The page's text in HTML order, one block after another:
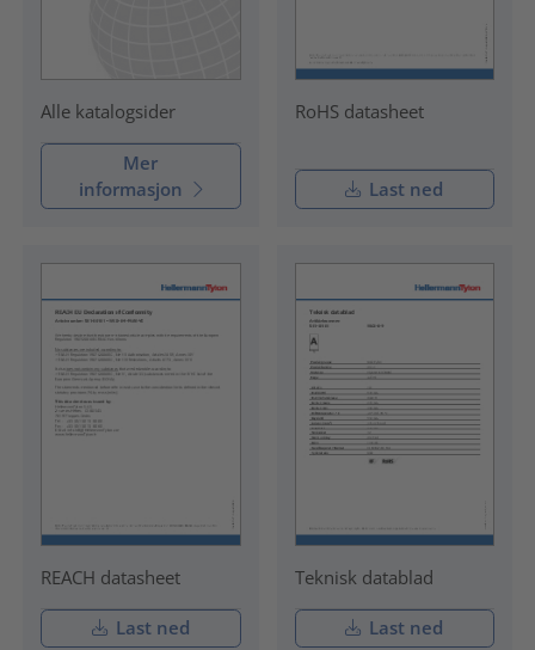
Alle katalogsider
Mer
informasjon
RoHS datasheet
Last ned
REACH datasheet
Last ned
Teknisk datablad
Last ned